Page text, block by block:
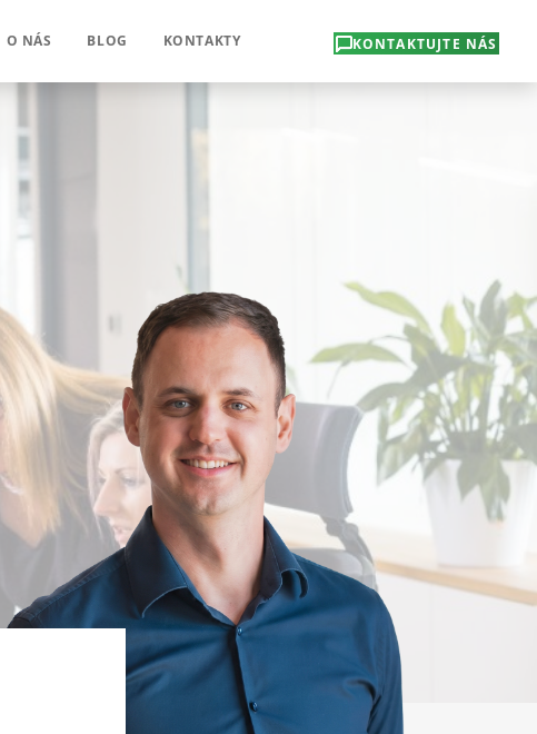
O NÁS BLOG KONTAKTY KONTAKTUJTE NÁS